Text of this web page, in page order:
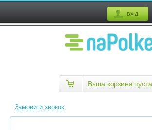
ВХІД
Замовити звонок
Ваша корзина пуста